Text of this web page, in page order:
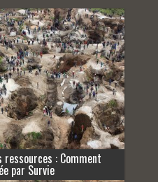
: Comment
par Survie